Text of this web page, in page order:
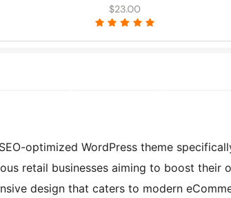
optimized WordPress theme
retail businesses aiming to boost their
design that caters to modern